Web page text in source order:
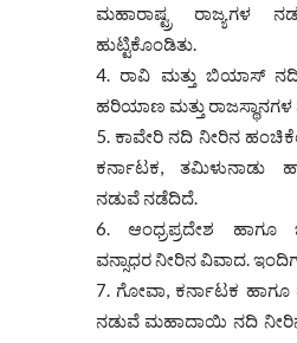
ಮಹಾರಾಷ್ಟ್ರ ರಾಜ್ಯಗಳ
ಹುಟ್ಟಿಕೊಂಡಿತು.
ರಾವಿ ಮತ್ತು ಬಿಯಾಸ್
ಹರಿಯಾಣ ಮತ್ತು
ಕಾವೇರಿ ನದಿ ನೀರಿನ
ಕರ್ನಾಟಕ, ತಮಿಳುನಾಡು
ನಡುವೆ ನಡೆದಿದೆ.
ಆಂಧ್ರಪ್ರದೇಶ ಹಾಗೂ
ವನ್ಸಾಧರ ನೀರಿನ ವಿವಾದ.
ಗೋವಾ, ಕರ್ನಾಟಕ ಹಾಗೂ
ನಡುವೆ ಮಹಾದಾಯಿ ನದಿ